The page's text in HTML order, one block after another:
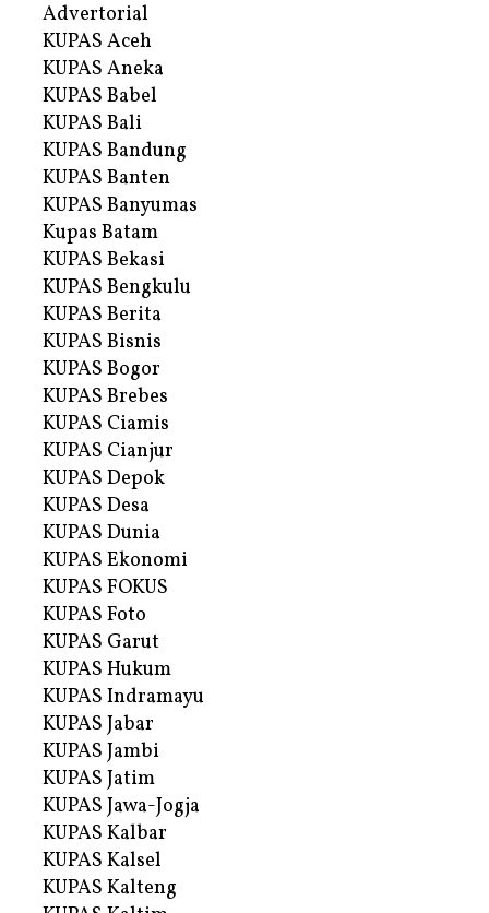
Advertorial
KUPAS Aceh
KUPAS Aneka
KUPAS Babel
KUPAS Bali
KUPAS Bandung
KUPAS Banten
KUPAS Banyumas
Kupas Batam
KUPAS Bekasi
KUPAS Bengkulu
KUPAS Berita
KUPAS Bisnis
KUPAS Bogor
KUPAS Brebes
KUPAS Ciamis
KUPAS Cianjur
KUPAS Depok
KUPAS Desa
KUPAS Dunia
KUPAS Ekonomi
KUPAS FOKUS
KUPAS Foto
KUPAS Garut
KUPAS Hukum
KUPAS Indramayu
KUPAS Jabar
KUPAS Jambi
KUPAS Jatim
KUPAS Jawa-Jogja
KUPAS Kalbar
KUPAS Kalsel
KUPAS Kalteng